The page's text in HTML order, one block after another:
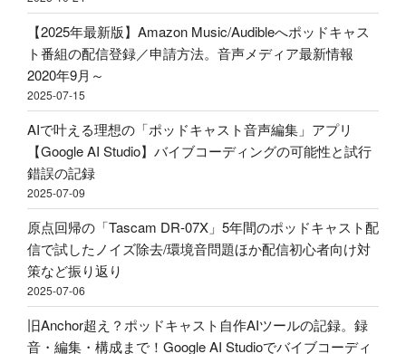
量
ど
の
く
ら
い
に
す
べ
き？
外
部
か
ら
Spotify
ビ
テ
ス
ト！
音
声
収
録
&
ポ
ッ
ド
キ
ャ
ス
ト
投
プ
ロ
フ
ァ
イ
ル！？
配
信・
ポ
ッ
ド
キ
ャ
ス
ト
用
【2025年最新版】Amazon Music/Audibleへポッドキャス
ト番組の配信登録／申請方法。音声メディア最新情報
2020年9月～
2025-07-15
AIで叶える理想の「ポッドキャスト音声編集」アプリ
【Google AI Studio】バイブコーディングの可能性と試行
錯誤の記録
2025-07-09
原点回帰の「Tascam DR-07X」5年間のポッドキャスト配
信で試したノイズ除去/環境音問題ほか配信初心者向け対
策など振り返り
2025-07-06
旧Anchor超え？ポッドキャスト自作AIツールの記録。録
音・編集・構成まで！Google AI Studioでバイブコーディ